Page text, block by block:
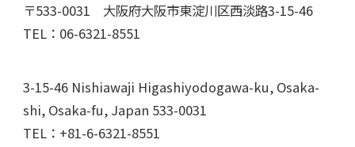
〒533-0031 大阪府大阪市東淀川区西淡路3-15-46
TEL：06-6321-8551
3-15-46 Nishiawaji Higashiyodogawa-ku, Osaka-
shi, Osaka-fu, Japan 533-0031
TEL：+81-6-6321-8551